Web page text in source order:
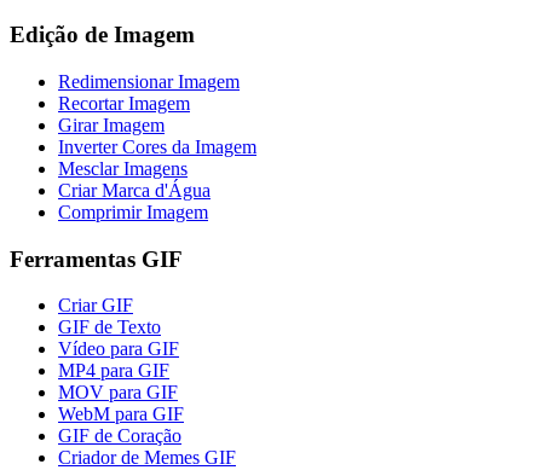
Edição de Imagem
Redimensionar Imagem
Recortar Imagem
Girar Imagem
Inverter Cores da Imagem
Mesclar Imagens
Criar Marca d'Água
Comprimir Imagem
Ferramentas GIF
Criar GIF
GIF de Texto
Vídeo para GIF
MP4 para GIF
MOV para GIF
WebM para GIF
GIF de Coração
Criador de Memes GIF